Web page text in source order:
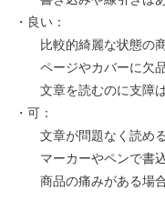
・良い：
比較的綺麗な状態の商
ページやカバーに欠品
文章を読むのに支障は
・可：
文章が問題なく読める
マーカーやペンで書込
商品の痛みがある場合